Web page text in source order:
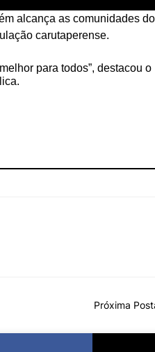
alcança as comunidades do
carutaperense.
para todos”, destacou o
Próxima